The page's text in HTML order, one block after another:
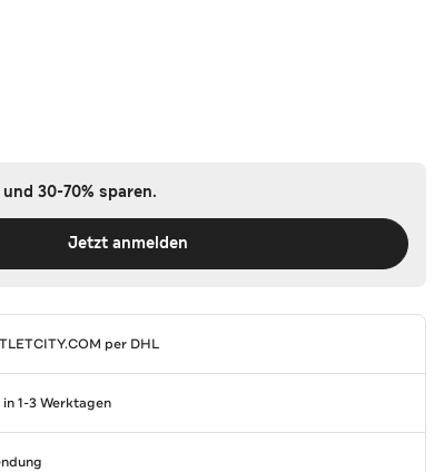
30-70% sparen.
Jetzt anmelden
per DHL
1-3 Werktagen